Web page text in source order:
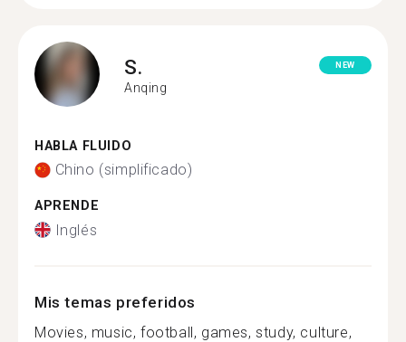
S.
Anqing
NEW
HABLA FLUIDO
Chino (simplificado)
APRENDE
Inglés
Mis temas preferidos
Movies, music, football, games, study, culture,